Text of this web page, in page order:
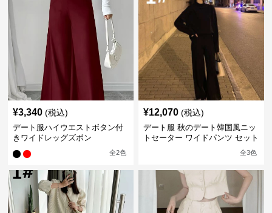
¥3,340 (税込)
デート服ハイウエストボタン付
きワイドレッグズボン
全2色
¥12,070 (税込)
デート服 秋のデート韓国風ニッ
トセーター ワイドパンツ セット
全3色